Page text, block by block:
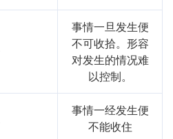
事情一旦发生便
不可收拾。形容
对发生的情况难
以控制。
事情一经发生便
不能收住